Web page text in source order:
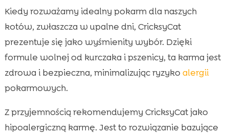
Kiedy rozważamy idealny pokarm dla naszych
kotów, zwłaszcza w upalne dni, CricksyCat
prezentuje się jako wyśmienity wybór. Dzięki
formule wolnej od kurczaka i pszenicy, ta karma jest
zdrowa i bezpieczna, minimalizując ryzyko alergii
pokarmowych.
Z przyjemnością rekomendujemy CricksyCat jako
hipoalergiczną karmę. Jest to rozwiązanie bazujące